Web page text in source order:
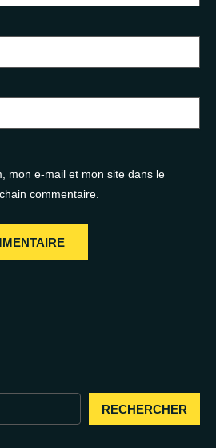
mon e-mail et mon site dans le
commentaire.
RECHERCHER